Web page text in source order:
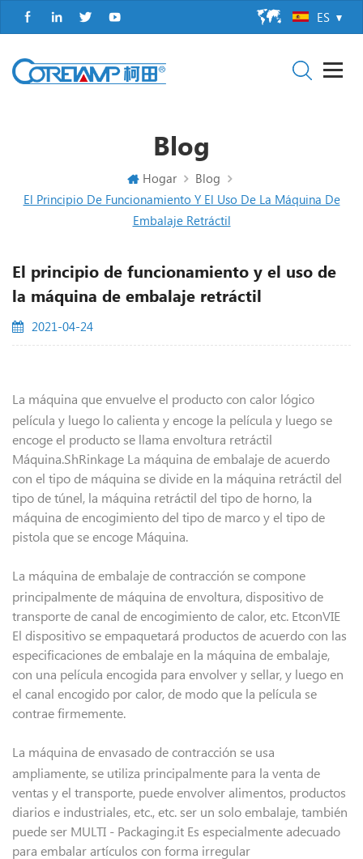
ES
Blog
Hogar
Blog
El Principio De Funcionamiento Y El Uso De La Máquina De
Embalaje Retráctil
El principio de funcionamiento y el uso de
la máquina de embalaje retráctil
2021-04-24
La máquina que envuelve el producto con calor lógico
película y luego lo calienta y encoge la película y luego se
encoge el producto se llama envoltura retráctil
Máquina.ShRinkage La máquina de embalaje de acuerdo
con el tipo de máquina se divide en la máquina retráctil del
tipo de túnel, la máquina retráctil del tipo de horno, la
máquina de encogimiento del tipo de marco y el tipo de
pistola que se encoge Máquina.
La máquina de embalaje de contracción se compone
principalmente de máquina de envoltura, dispositivo de
transporte de canal de encogimiento de calor, etc. EtconVIE
El dispositivo se empaquetará productos de acuerdo con las
especificaciones de embalaje en la máquina de embalaje,
con una película encogida para envolver y sellar, y luego en
el canal encogido por calor, de modo que la película se
contrae firmemente.
La máquina de envasado de contracción se usa
ampliamente, se utiliza principalmente para la venta de
ventas y el transporte, puede envolver alimentos, productos
diarios e industriales, etc., etc. ser un solo embalaje, también
puede ser MULTI - Packaging.it Es especialmente adecuado
para embalar artículos con forma irregular